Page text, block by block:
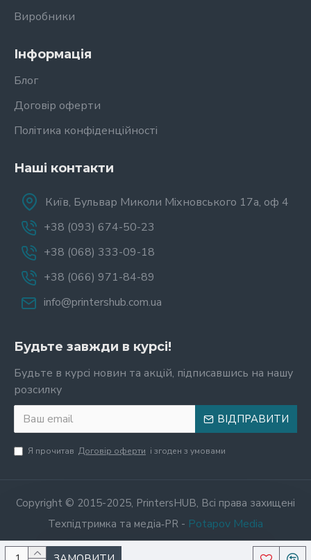
Виробники
Інформація
Блог
Договір оферти
Політика конфіденційності
Наші контакти
Київ, Бульвар Миколи Міхновського 17а, оф 4
+38 (093) 674-50-23
+38 (068) 333-09-18
+38 (066) 971-84-89
info@printershub.com.ua
Будьте завжди в курсі!
Будьте в курсі новин та акцій, підписавшись на нашу
розсилку
ВІДПРАВИТИ
Я прочитав Договір оферти і згоден з умовами
Copyright © 2015-2025, PrintersHUB, Всі права захищені
Техпідтримка та медіа‑PR - Potapov Media